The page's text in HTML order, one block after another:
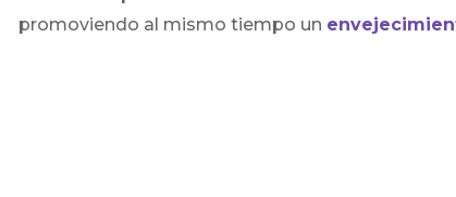
promoviendo al mismo tiempo un